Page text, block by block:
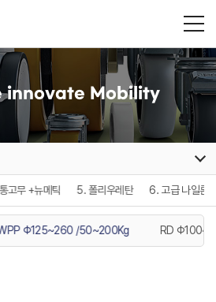
innovate Mobility
고무 +뉴메틱 5. 폴리우레탄 6. 고급 나일론
Φ125~260 /50~200Kg RD